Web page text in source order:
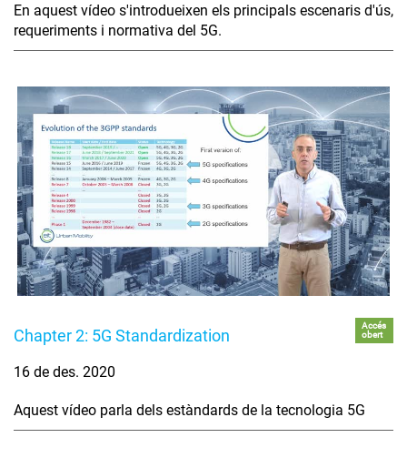
En aquest vídeo s'introdueixen els principals escenaris d'ús,
requeriments i normativa del 5G.
Chapter 2: 5G Standardization
Accés
obert
16 de des. 2020
Aquest vídeo parla dels estàndards de la tecnologia 5G